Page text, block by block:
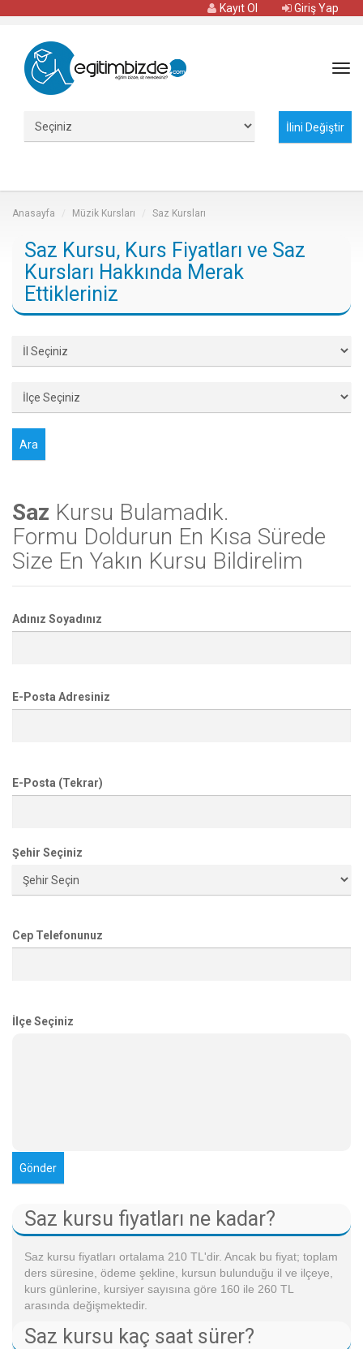
Giriş Yap
Kayıt Ol
Anasayfa Müzik Kursları Saz Kursları
Saz Kursu, Kurs Fiyatları ve Saz
Kursları Hakkında Merak
Ettikleriniz
Saz Kursu Bulamadık.
Formu Doldurun En Kısa Sürede
Size En Yakın Kursu Bildirelim
Adınız Soyadınız
E-Posta Adresiniz
E-Posta (Tekrar)
Şehir Seçiniz
Cep Telefonunuz
İlçe Seçiniz
Saz kursu fiyatları ne kadar?
Saz kursu fiyatları ortalama 210 TL'dir. Ancak bu fiyat; toplam
ders süresine, ödeme şekline, kursun bulunduğu il ve ilçeye,
kurs günlerine, kursiyer sayısına göre 160 ile 260 TL
arasında değişmektedir.
Saz kursu kaç saat sürer?